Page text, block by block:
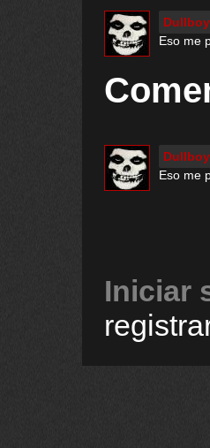
Dullboy
Eso me
Dullboy
Eso me
Iniciar